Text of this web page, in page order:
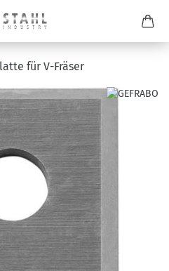
für V-Fräser